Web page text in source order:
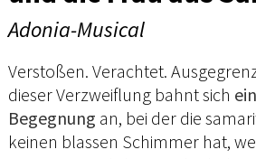
Adonia-Musical
Verstoßen. Verachtet.
dieser Verzweiflung bahnt sich
Begegnung an, bei der die
keinen blassen Schimmer hat,